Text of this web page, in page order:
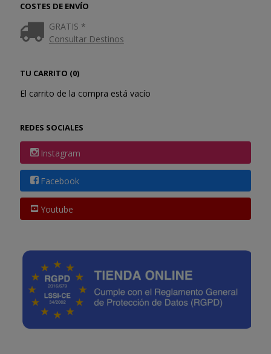
COSTES DE ENVÍO
GRATIS *
Consultar Destinos
TU CARRITO (0)
El carrito de la compra está vacío
REDES SOCIALES
Instagram
Facebook
Youtube